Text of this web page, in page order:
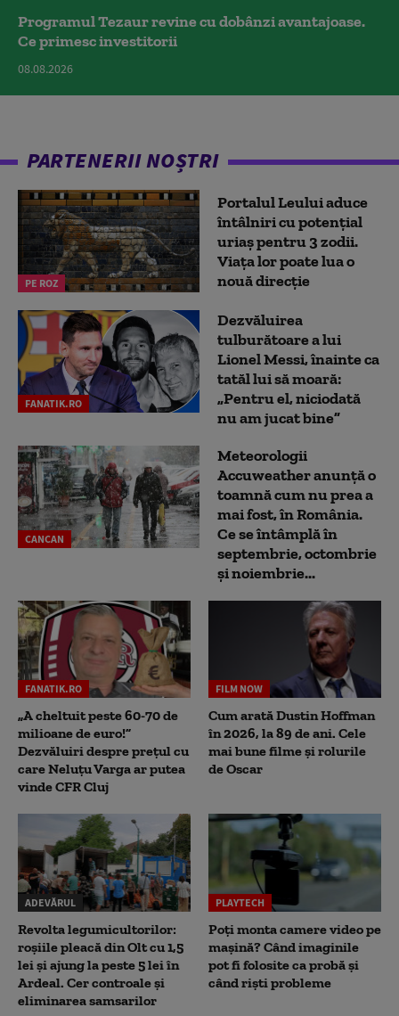
Programul Tezaur revine cu dobânzi avantajoase.
Ce primesc investitorii
08.08.2026
PARTENERII NOȘTRI
PE ROZ
Portalul Leului aduce
întâlniri cu potențial
uriaș pentru 3 zodii.
Viața lor poate lua o
nouă direcție
FANATIK.RO
Dezvăluirea
tulburătoare a lui
Lionel Messi, înainte ca
tatăl lui să moară:
„Pentru el, niciodată
nu am jucat bine”
CANCAN
Meteorologii
Accuweather anunță o
toamnă cum nu prea a
mai fost, în România.
Ce se întâmplă în
septembrie, octombrie
și noiembrie...
FANATIK.RO
„A cheltuit peste 60-70 de
milioane de euro!”
Dezvăluiri despre prețul cu
care Neluțu Varga ar putea
vinde CFR Cluj
FILM NOW
Cum arată Dustin Hoffman
în 2026, la 89 de ani. Cele
mai bune filme și rolurile
de Oscar
ADEVĂRUL
Revolta legumicultorilor:
roșiile pleacă din Olt cu 1,5
lei și ajung la peste 5 lei în
Ardeal. Cer controale și
eliminarea samsarilor
PLAYTECH
Poți monta camere video pe
mașină? Când imaginile
pot fi folosite ca probă și
când riști probleme